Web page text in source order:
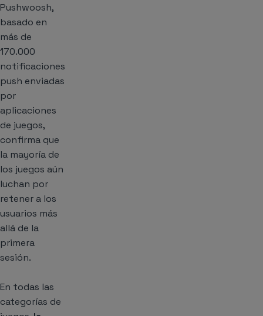
Pushwoosh,
basado en
más de
170.000
notificaciones
push enviadas
por
aplicaciones
de juegos,
confirma que
la mayoría de
los juegos aún
luchan por
retener a los
usuarios más
allá de la
primera
sesión.
En todas las
categorías de